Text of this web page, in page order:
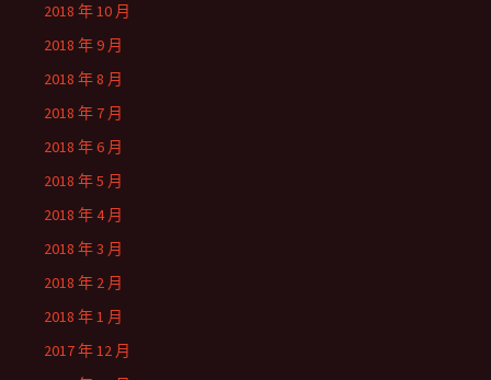
2018 年 10 月
2018 年 9 月
2018 年 8 月
2018 年 7 月
2018 年 6 月
2018 年 5 月
2018 年 4 月
2018 年 3 月
2018 年 2 月
2018 年 1 月
2017 年 12 月